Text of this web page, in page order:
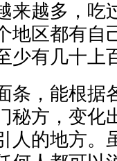
来越多，吃
地区都有自
少有几十上
，能根据
秘方，变化
人的地方。